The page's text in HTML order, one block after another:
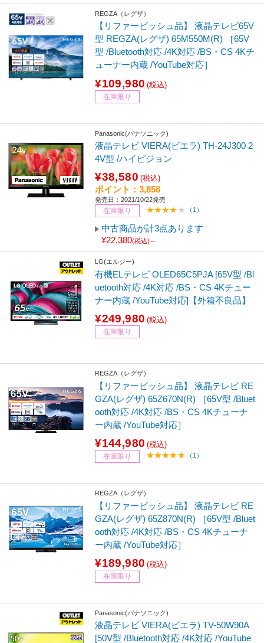
REGZA（レグザ）
【リファービッシュ品】 液晶テレビ65V
型 REGZA(レグザ) 65M550M(R) ［65V
型 /Bluetooth対応 /4K対応 /BS・CS 4Kチ
ューナー内蔵 /YouTube対応］
¥109,980 (税込)
在庫限り
Panasonic(パナソニック)
液晶テレビ VIERA(ビエラ) TH-24J300 2
4V型 /ハイビジョン
¥38,580 (税込)
ポイント：3,858
発売日：2021/10/22発売
在庫限り （1）
中古商品が計3点あります
¥22,380(税込)～
LG(エルジー)
有機ELテレビ OLED65C5PJA [65V型 /Bl
uetooth対応 /4K対応 /BS・CS 4Kチュー
ナー内蔵 /YouTube対応]【外箱不良品】
¥249,980 (税込)
在庫限り
REGZA（レグザ）
【リファービッシュ品】 液晶テレビ RE
GZA(レグザ) 65Z670N(R) ［65V型 /Bluet
ooth対応 /4K対応 /BS・CS 4Kチューナ
ー内蔵 /YouTube対応］
¥144,980 (税込)
在庫限り （1）
REGZA（レグザ）
【リファービッシュ品】 液晶テレビ RE
GZA(レグザ) 65Z870N(R) ［65V型 /Bluet
ooth対応 /4K対応 /BS・CS 4Kチューナ
ー内蔵 /YouTube対応］
¥189,980 (税込)
在庫限り
Panasonic(パナソニック)
液晶テレビ VIERA(ビエラ) TV-50W90A
[50V型 /Bluetooth対応 /4K対応 /YouTube